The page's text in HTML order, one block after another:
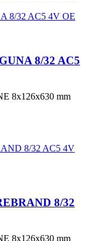
8/32 AC5
8x126x630 mm
8/32
8x126x630 mm